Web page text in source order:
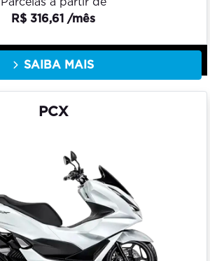
R$ 316,61 /mês
SAIBA MAIS
PCX